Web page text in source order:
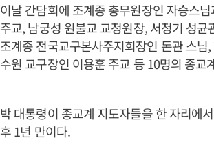
이날 간담회에 조계종 총무원장인 자승스
주교, 남궁성 원불교 교정원장, 서정기 성
조계종 전국교구본사주지회장인 돈관 스
수원 교구장인 이용훈 주교 등 10명의 종교
박 대통령이 종교계 지도자들을 한 자리에
후 1년 만이다.